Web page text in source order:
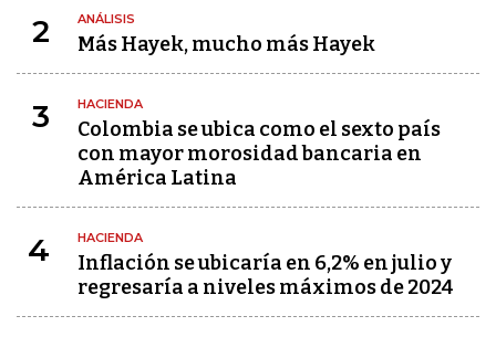
2 ANÁLISIS
Más Hayek, mucho más Hayek
3 HACIENDA
Colombia se ubica como el sexto país
con mayor morosidad bancaria en
América Latina
4 HACIENDA
Inflación se ubicaría en 6,2% en julio y
regresaría a niveles máximos de 2024